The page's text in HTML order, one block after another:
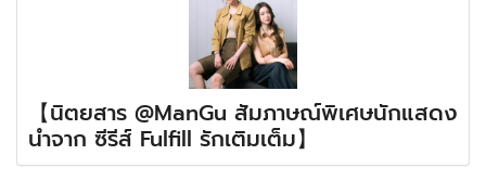
【นิตยสาร @ManGu สัมภาษณ์พิเศษนักแสดง
นำจาก ซีรีส์ Fulfill รักเติมเต็ม】